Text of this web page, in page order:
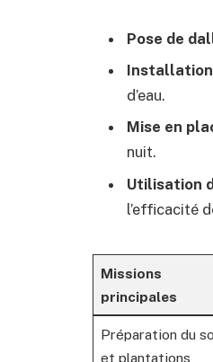
Pose de
Installation
d’eau.
Mise en
nuit.
Utilisation
l’efficacité
Missions
principales
Préparation du
et plantations